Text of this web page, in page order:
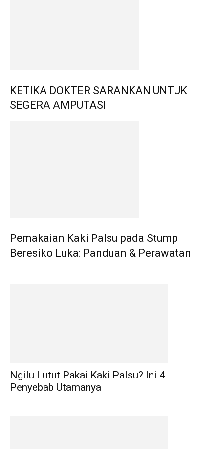
KETIKA DOKTER SARANKAN UNTUK
SEGERA AMPUTASI
Pemakaian Kaki Palsu pada Stump
Beresiko Luka: Panduan & Perawatan
Ngilu Lutut Pakai Kaki Palsu? Ini 4
Penyebab Utamanya